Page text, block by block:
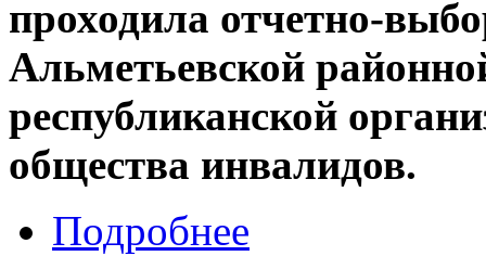
проходила отчетно-
Альметьевской
республиканской
общества инвалидов.
Подробнее